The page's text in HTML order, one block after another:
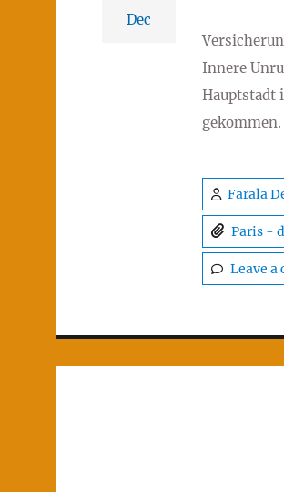
Dec
Innere
Hauptstadt
gekommen.
Farala
Paris -
Leave a